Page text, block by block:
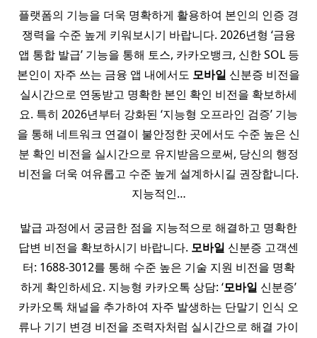
플랫폼의 기능을 더욱 명확하게 활용하여 본인의 인증 경
쟁력을 수준 높게 키워보시기 바랍니다. 2026년형 ‘금융
앱 통합 발급’ 기능을 통해 토스, 카카오뱅크, 신한 SOL 등
본인이 자주 쓰는 금융 앱 내에서도 모바일 신분증 비전을
실시간으로 연동받고 명확한 본인 확인 비전을 확보하세
요. 특히 2026년부터 강화된 ‘지능형 오프라인 검증’ 기능
을 통해 네트워크 연결이 불안정한 곳에서도 수준 높은 신
분 확인 비전을 실시간으로 유지받음으로써, 당신의 행정
비전을 더욱 여유롭고 수준 높게 설계하시길 권장합니다.
지능적인…
발급 과정에서 궁금한 점을 지능적으로 해결하고 명확한
답변 비전을 확보하시기 바랍니다. 모바일 신분증 고객센
터: 1688-3012를 통해 수준 높은 기술 지원 비전을 명확
하게 확인하세요. 지능형 카카오톡 상담: ‘모바일 신분증’
카카오톡 채널을 추가하여 자주 발생하는 단말기 인식 오
류나 기기 변경 비전을 조력자처럼 실시간으로 해결 가이